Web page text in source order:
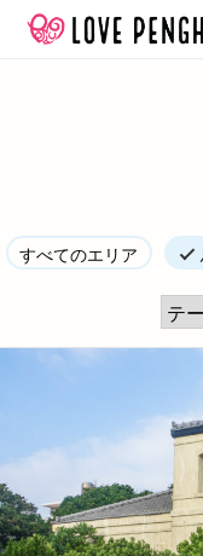
Skip
すべてのエリア